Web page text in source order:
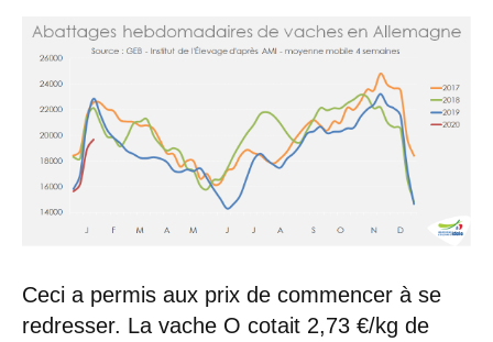
Ceci a permis aux prix de commencer à se
redresser. La vache O cotait 2,73 €/kg de